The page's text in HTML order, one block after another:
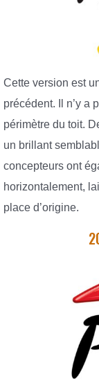
Cette version est
précédent. Il n’y a
périmètre du toit.
un brillant
concepteurs ont
horizontalement,
place d’origine.